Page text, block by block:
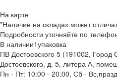
На карте
*Наличие на складах может
Подробности уточняйте по
В наличии1упаковка
ПВ Достоевского 5 (191002, Город
Достоевского, д. 5, литера А,
Пн - Пт: 10:00 - 20:00, Сб -